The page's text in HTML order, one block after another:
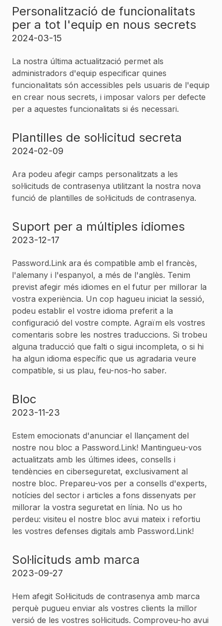
Personalització de funcionalitats
per a tot l'equip en nous secrets
2024-03-15
La nostra última actualització permet als
administradors d'equip especificar quines
funcionalitats són accessibles pels usuaris de l'equip
en crear nous secrets, i imposar valors per defecte
per a aquestes funcionalitats si és necessari.
Plantilles de sol·licitud secreta
2024-02-09
Ara podeu afegir camps personalitzats a les
sol·licituds de contrasenya utilitzant la nostra nova
funció de plantilles de sol·licituds de contrasenya.
Suport per a múltiples idiomes
2023-12-17
Password.Link ara és compatible amb el francès,
l'alemany i l'espanyol, a més de l'anglès. Tenim
previst afegir més idiomes en el futur per millorar la
vostra experiència. Un cop hagueu iniciat la sessió,
podeu establir el vostre idioma preferit a la
configuració del vostre compte. Agraïm els vostres
comentaris sobre les nostres traduccions. Si trobeu
alguna traducció que falti o sigui incompleta, o si hi
ha algun idioma específic que us agradaria veure
compatible, si us plau, feu-nos-ho saber.
Bloc
2023-11-23
Estem emocionats d'anunciar el llançament del
nostre nou bloc a Password.Link! Mantingueu-vos
actualitzats amb les últimes idees, consells i
tendències en ciberseguretat, exclusivament al
nostre bloc. Prepareu-vos per a consells d'experts,
notícies del sector i articles a fons dissenyats per
millorar la vostra seguretat en línia. No us ho
perdeu: visiteu el nostre bloc avui mateix i refortiu
les vostres defenses digitals amb Password.Link!
Sol·licituds amb marca
2023-09-27
Hem afegit Sol·licituds de contrasenya amb marca
perquè pugueu enviar als vostres clients la millor
versió de les vostres sol·licituds. Comproveu-ho avui